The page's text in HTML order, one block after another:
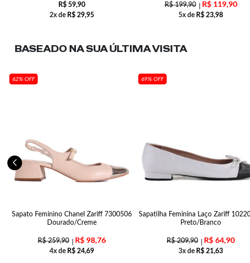
R$ 59,90
2x de R$ 29,95
R$199,90 R$119,90
5x de R$ 23,98
BASEADO NA SUAÚLTIMA VISITA
62% OFF
Sapato Feminino Chanel Zariff 7300506
Dourado/Creme
R$259,90 R$ 98,76
4x de R$ 24,69
69% OFF
Sapatilha Feminina Laço Zariff
Preto/Branco
R$209,90 R$ 64,90
3x de R$ 21,63